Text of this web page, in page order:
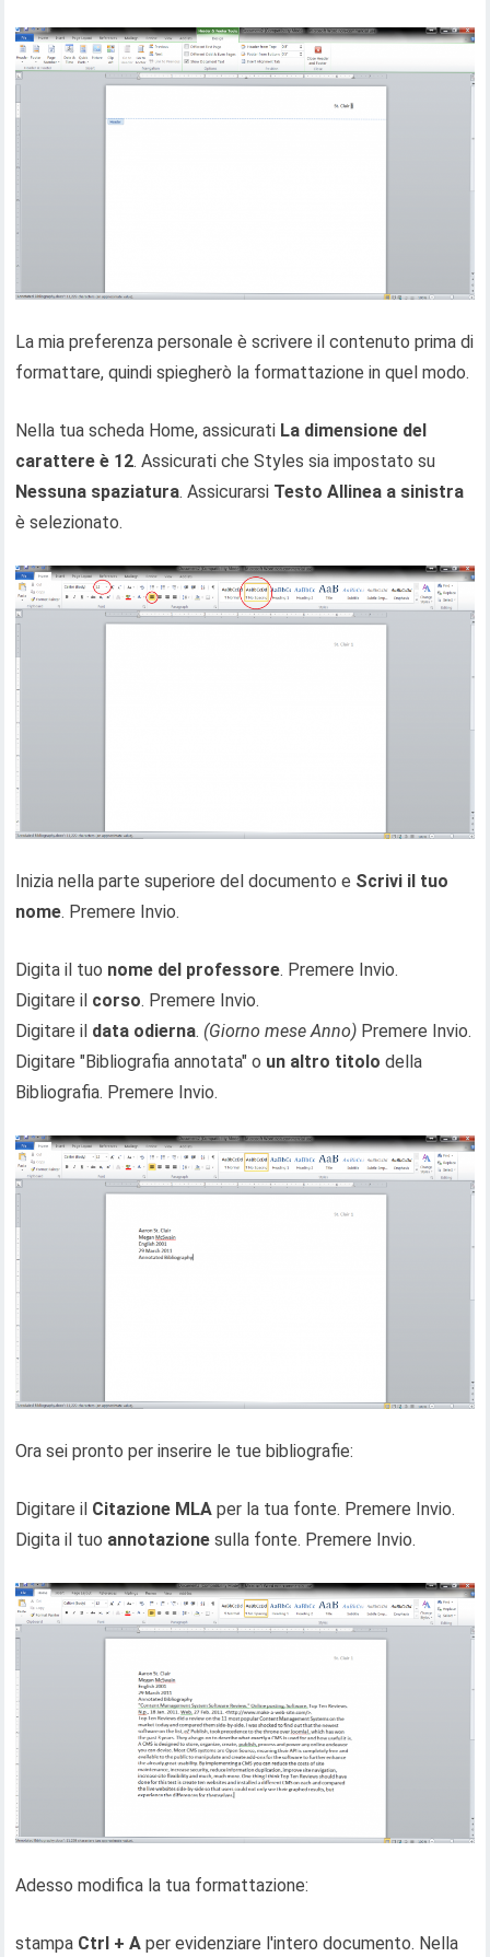
La mia preferenza personale è scrivere il contenuto prima di
formattare, quindi spiegherò la formattazione in quel modo.
Nella tua scheda Home, assicurati La dimensione del
carattere è 12. Assicurati che Styles sia impostato su
Nessuna spaziatura. Assicurarsi Testo Allinea a sinistra
è selezionato.
Inizia nella parte superiore del documento e Scrivi il tuo
nome. Premere Invio.
Digita il tuo nome del professore. Premere Invio.
Digitare il corso. Premere Invio.
Digitare il data odierna. (Giorno mese Anno) Premere Invio.
Digitare "Bibliografia annotata" o un altro titolodella
Bibliografia. Premere Invio.
Ora sei pronto per inserire le tue bibliografie:
Digitare il Citazione MLA per la tua fonte. Premere Invio.
Digita il tuo annotazione sulla fonte. Premere Invio.
Adesso modifica la tua formattazione:
stampa Ctrl + A per evidenziare l'intero documento. Nella